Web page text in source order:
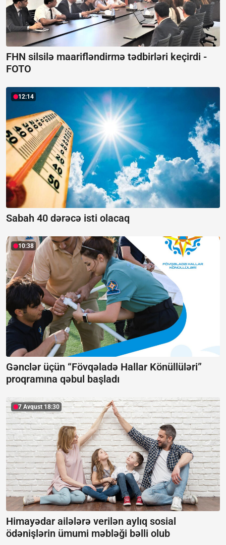
FHN silsilə maarifləndirmə tədbirləri keçirdi -
FOTO
12:14
Sabah 40 dərəcə isti olacaq
10:38
Gənclər üçün “Fövqəladə Hallar Könüllüləri”
proqramına qəbul başladı
7 Avqust 18:30
Himayədar ailələrə verilən aylıq sosial
ödənişlərin ümumi məbləği bəlli olub